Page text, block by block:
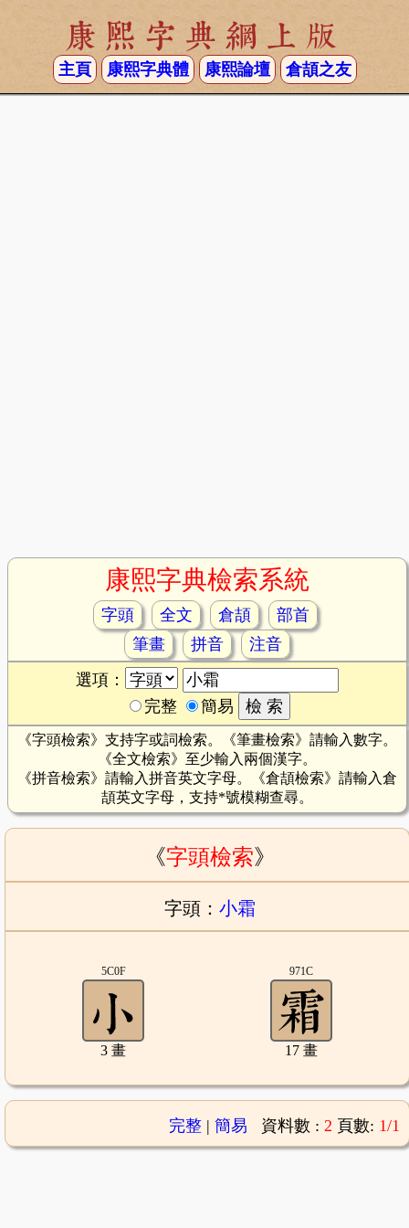
康熙字典網上版
主頁 康熙字典體 康熙論壇 倉頡之友
康熙字典檢索系統
字頭 全文 倉頡
部首
筆畫
拼音
注音
選項：
完整
簡易
《字頭檢索》支持字或詞檢索。《筆畫檢索》請輸入數字。
《全文檢索》至少輸入兩個漢字。
《拼音檢索》請輸入拼音英文字母。《倉頡檢索》請輸入倉
頡英文字母，支持*號模糊查尋。
《字頭檢索》
字頭： 小霜
5C0F
3 畫
971C
17 畫
完整| 簡易 資料數 : 2 頁數: 1/1